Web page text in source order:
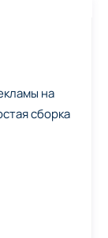
на
сборка